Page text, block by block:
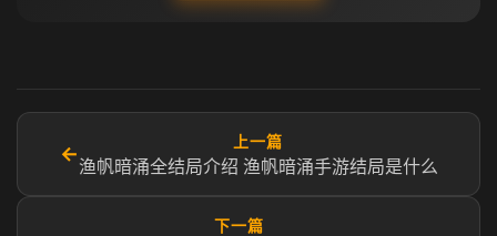
←
上一篇
渔帆暗涌全结局介绍 渔帆暗涌手游结局是什么
下一篇